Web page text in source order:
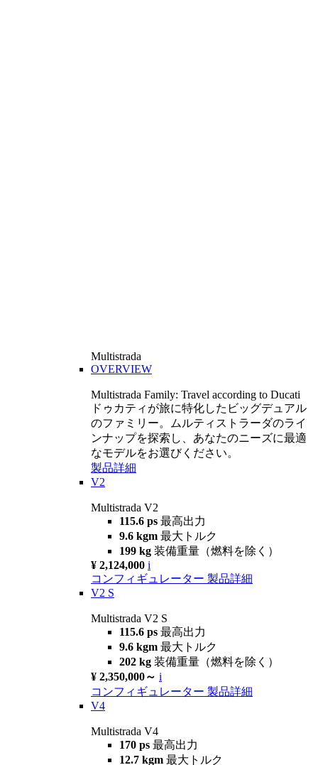
Multistrada
OVERVIEW
Multistrada Family: Travel according to Ducati
ドゥカティが旅に特化したビッグデュアル
のファミリー。ムルティストラーダのライ
ンナップを探索し、あなたのニーズに最適
なモデルをお選びください。
製品詳細
V2
Multistrada V2
115.6 ps 最高出力
9.6 kgm 最大トルク
199 kg 装備重量（燃料を除く）
¥ 2,124,000 i
コンフィギュレーター 製品詳細
V2 S
Multistrada V2 S
115.6 ps 最高出力
9.6 kgm 最大トルク
202 kg 装備重量（燃料を除く）
¥ 2,350,000～ i
コンフィギュレーター 製品詳細
V4
Multistrada V4
170 ps 最高出力
12.7 kgm 最大トルク